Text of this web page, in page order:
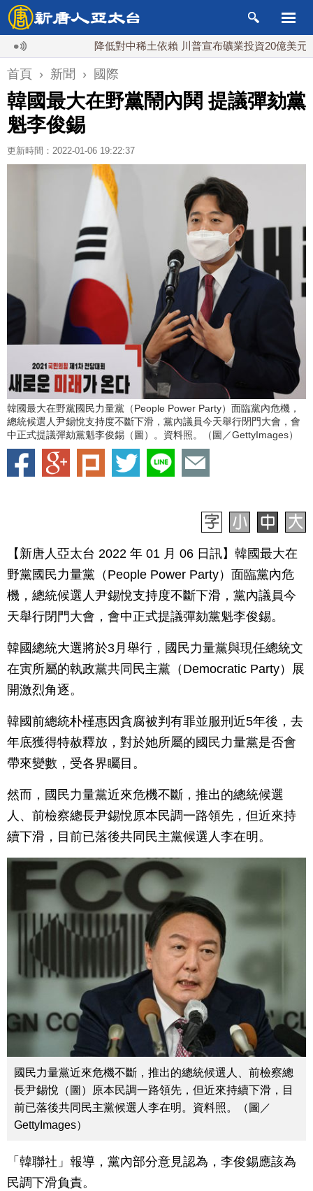
降低對中稀土依賴 川普宣布礦業投資20億美元
首頁 › 新聞 › 國際
韓國最大在野黨鬧內鬨 提議彈劾黨
魁李俊錫
更新時間：2022-01-06 19:22:37
韓國最大在野黨國民力量黨（People Power Party）面臨黨內危機，
總統候選人尹錫悅支持度不斷下滑，黨內議員今天舉行閉門大會，會
中正式提議彈劾黨魁李俊錫（圖）。資料照。（圖／GettyImages）
【新唐人亞太台 2022 年 01 月 06 日訊】韓國最大在
野黨國民力量黨（People Power Party）面臨黨內危
機，總統候選人尹錫悅支持度不斷下滑，黨內議員今
天舉行閉門大會，會中正式提議彈劾黨魁李俊錫。
韓國總統大選將於3月舉行，國民力量黨與現任總統文
在寅所屬的執政黨共同民主黨（Democratic Party）展
開激烈角逐。
韓國前總統朴槿惠因貪腐被判有罪並服刑近5年後，去
年底獲得特赦釋放，對於她所屬的國民力量黨是否會
帶來變數，受各界矚目。
然而，國民力量黨近來危機不斷，推出的總統候選
人、前檢察總長尹錫悅原本民調一路領先，但近來持
續下滑，目前已落後共同民主黨候選人李在明。
國民力量黨近來危機不斷，推出的總統候選人、前檢察總
長尹錫悅（圖）原本民調一路領先，但近來持續下滑，目
前已落後共同民主黨候選人李在明。資料照。（圖／
GettyImages）
「韓聯社」報導，黨內部分意見認為，李俊錫應該為
民調下滑負責。